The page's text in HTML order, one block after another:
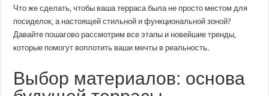
Что же сделать, чтобы ваша терраса была не просто местом для
посиделок, а настоящей стильной и функциональной зоной?
Давайте пошагово рассмотрим все этапы и новейшие тренды,
которые помогут воплотить ваши мечты в реальность.
Выбор материалов: основа